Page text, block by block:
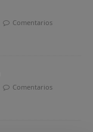
Comentarios
Comentarios